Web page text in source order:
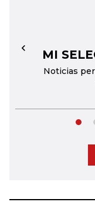
MI
Noticias
←